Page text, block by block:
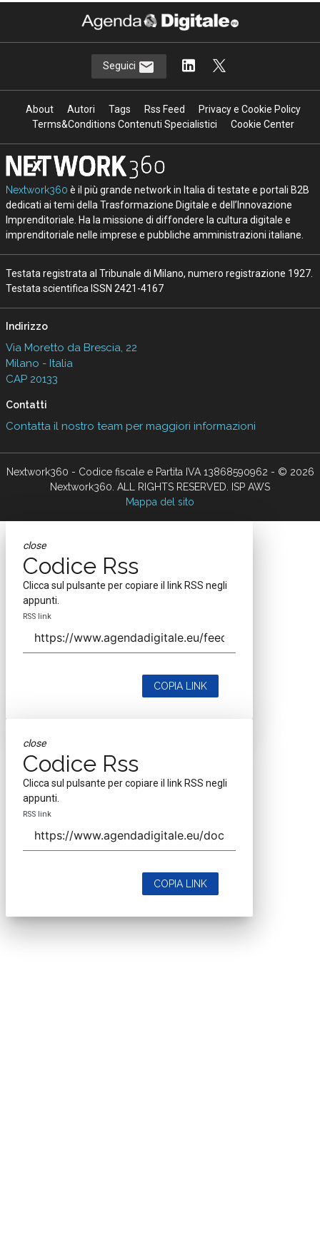
Seguici
About Autori Tags Rss Feed
Privacy e Cookie Policy
Terms&Conditions Contenuti Specialistici
Cookie Center
Nextwork360 è il più grande network in Italia di testate e portali B2B
dedicati ai temi della Trasformazione Digitale e dell’Innovazione
Imprenditoriale. Ha la missione di diffondere la cultura digitale e
imprenditoriale nelle imprese e pubbliche amministrazioni italiane.
Testata registrata al Tribunale di Milano, numero registrazione 1927.
Testata scientifica ISSN 2421-4167
Indirizzo
Via Moretto da Brescia, 22
Milano - Italia
CAP 20133
Contatti
Contatta il nostro team per maggiori informazioni
Nextwork360 - Codice fiscale e Partita IVA 13868590962 - © 2026
Nextwork360. ALL RIGHTS RESERVED. ISP AWS
Mappa del sito
close
Codice Rss
Clicca sul pulsante per copiare il link RSS negli
appunti.
RSS link
COPIA LINK
close
Codice Rss
Clicca sul pulsante per copiare il link RSS negli
appunti.
RSS link
COPIA LINK